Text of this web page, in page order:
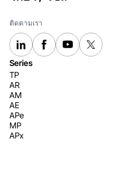
ติดตามเรา
Series
TP
AR
AM
AE
APe
MP
APx